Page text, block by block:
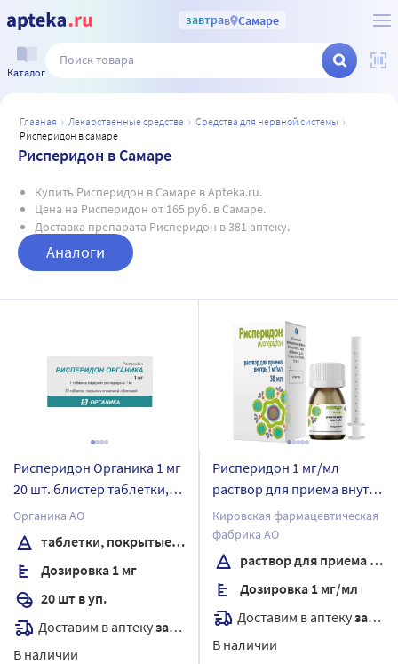
завтрав Самаре
Каталог
главная лекарственные средства
средства для нервной системы
рисперидон в самаре
Рисперидон в Самаре
Купить Рисперидон в Самаре в Apteka.ru.
Цена на Рисперидон от 165 руб. в Самаре.
Доставка препарата Рисперидон в 381 аптеку.
Аналоги
Рисперидон Органика 1 мг
20 шт. блистер таблетки,
покрытые пленочной
оболочкой
Органика АО
таблетки, покрытые пленочной оболочкой
Дозировка 1 мг
20 шт в уп.
Доставим в аптекузавтра
В наличии
Рисперидон 1 мг/мл
раствор для приема внутрь
со шприцем дозирующим и
адаптером 30 мл флакон
Кировская фармацевтическая
фабрика АО
раствор для приема внутрь
Дозировка 1 мг/мл
Доставим в аптекузавтра
В наличии